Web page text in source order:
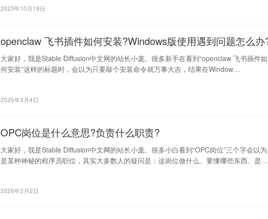
2023年10月18日
openclaw 飞书插件如何安装?Windows版使用遇到问题怎么办
大家好，我是Stable Diffusion中文网的站长小庞。很多新手在看到“openclaw 飞书插件如
何安装”这样的标题时，会以为只要敲个安装命令就万事大吉，结果在Window…
2026年3月4日
OPC岗位是什么意思?负责什么职责?
大家好，我是Stable Diffusion中文网的站长小庞。很多小白看到“OPC岗位”三个字会以为
是某种神秘的程序员职位，其实大多数人的疑问是：这岗位做什么、要懂哪些东西、是不
2026年3月2日